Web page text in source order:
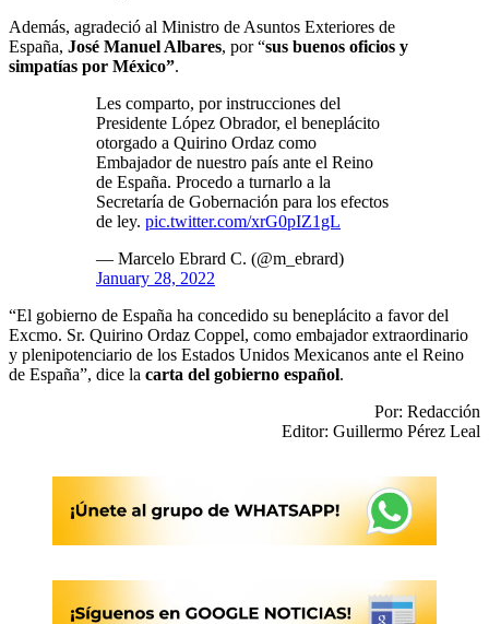
Además, agradeció al Ministro de Asuntos Exteriores de
España, José Manuel Albares, por “sus buenos oficios y
simpatías por México”.
Les comparto, por instrucciones del
Presidente López Obrador, el beneplácito
otorgado a Quirino Ordaz como
Embajador de nuestro país ante el Reino
de España. Procedo a turnarlo a la
Secretaría de Gobernación para los efectos
de ley. pic.twitter.com/xrG0pIZ1gL
— Marcelo Ebrard C. (@m_ebrard)
January 28, 2022
“El gobierno de España ha concedido su beneplácito a favor del
Excmo. Sr. Quirino Ordaz Coppel, como embajador extraordinario
y plenipotenciario de los Estados Unidos Mexicanos ante el Reino
de España”, dice la carta del gobierno español.
Por: Redacción
Editor: Guillermo Pérez Leal